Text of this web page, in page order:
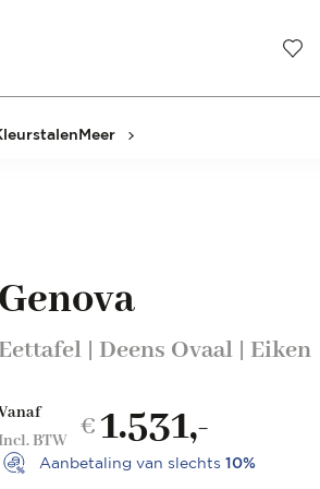
Meer
Genova
| Deens Ovaal | Eiken
BTW
€ 1.531,-
Aanbetaling van slechts 10%